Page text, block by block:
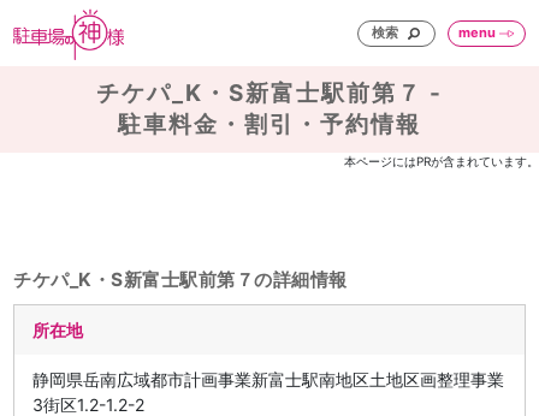
検索 menu
チケパ_K・S新富士駅前第７ -
駐車料金・割引・予約情報
本ページにはPRが含まれています。
チケパ_K・S新富士駅前第７の詳細情報
所在地
静岡県岳南広域都市計画事業新富士駅南地区土地区画整理事業
3街区1.2-1.2-2